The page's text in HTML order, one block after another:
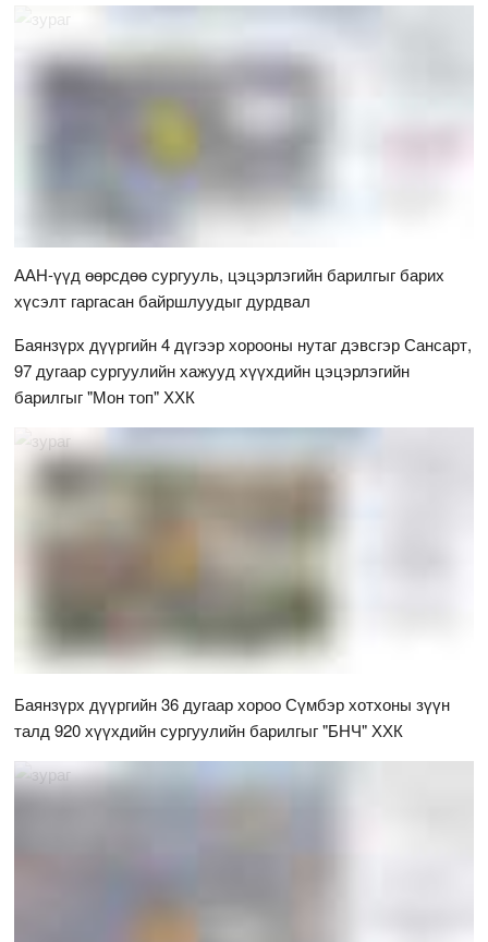
ААН-үүд өөрсдөө сургууль, цэцэрлэгийн барилгыг барих
хүсэлт гаргасан байршлуудыг дурдвал
Баянзүрх дүүргийн 4 дүгээр хорооны нутаг дэвсгэр Сансарт,
97 дугаар сургуулийн хажууд хүүхдийн цэцэрлэгийн
барилгыг "Мон топ" ХХК
Баянзүрх дүүргийн 36 дугаар хороо Сүмбэр хотхоны зүүн
талд 920 хүүхдийн сургуулийн барилгыг "БНЧ" ХХК